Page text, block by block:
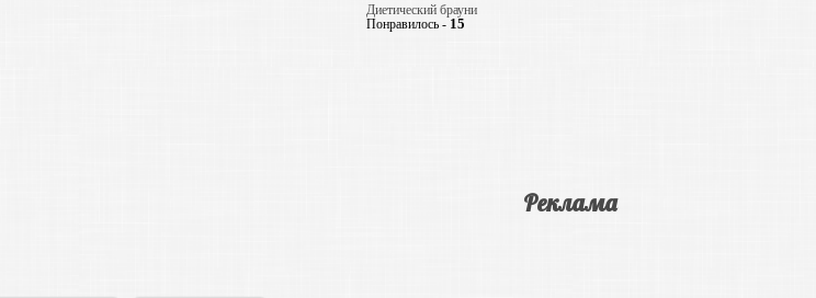
Диетический брауни
Понравилось - 15
Реклама